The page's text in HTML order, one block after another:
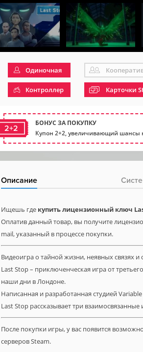
Одиночная
Контроллер Карточки
2+2
БОНУС ЗА ПОКУПКУ
Купон 2+2, увеличивающий шансы
Описание
Ищешь где купить лицензионный ключ
Оплатив данный товар, вы получите
mail, указанный в процессе покупки.
Видеоигра о тайной жизни, неявных связях
Last Stop – приключенческая игра от
наши дни в Лондоне.
Написанная и разработанная студией
Last Stop рассказывает три
После покупки игры, у вас появится
серверов Steam.